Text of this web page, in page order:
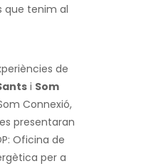
que tenim al
de
i Som
Connexió,
presentaran
Oficina de
per a